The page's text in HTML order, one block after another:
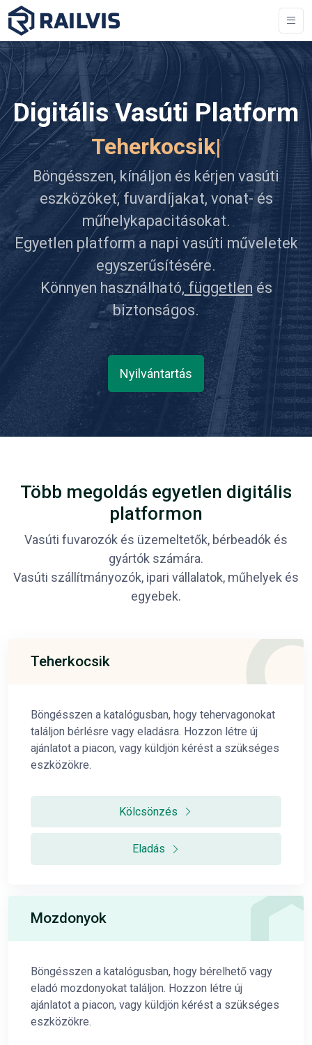
Digitális Vasúti Platform
s|
Böngésszen, kínáljon és kérjen vasúti
eszközöket, fuvardíjakat, vonat- és
műhelykapacitásokat.
Egyetlen platform a napi vasúti műveletek
egyszerűsítésére.
Könnyen használható, függetlenés
biztonságos.
Nyilvántartás
Több megoldás egyetlen digitális
platformon
Vasúti fuvarozók és üzemeltetők, bérbeadók és
gyártók számára.
Vasúti szállítmányozók, ipari vállalatok, műhelyek és
egyebek.
Teherkocsik
Böngésszen a katalógusban, hogy tehervagonokat
találjon bérlésre vagy eladásra. Hozzon létre új
ajánlatot a piacon, vagy küldjön kérést a szükséges
eszközökre.
Kölcsönzés
Eladás
Mozdonyok
Böngésszen a katalógusban, hogy bérelhető vagy
eladó mozdonyokat találjon. Hozzon létre új
ajánlatot a piacon, vagy küldjön kérést a szükséges
eszközökre.